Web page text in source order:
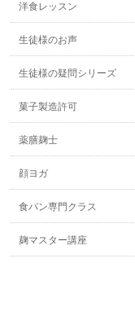
洋食レッスン
生徒様のお声
生徒様の疑問シリーズ
菓子製造許可
薬膳麹士
顔ヨガ
食パン専門クラス
麹マスター講座